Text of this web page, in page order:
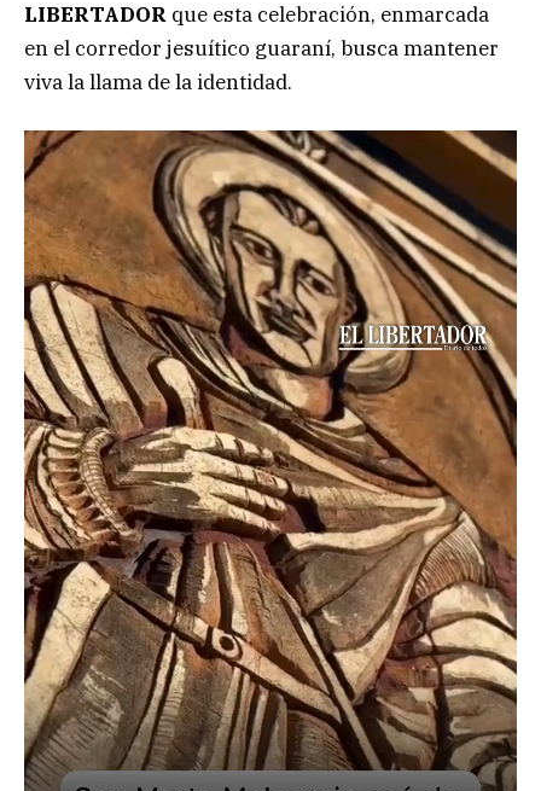
LIBERTADOR que esta celebración, enmarcada
en el corredor jesuítico guaraní, busca mantener
viva la llama de la identidad.